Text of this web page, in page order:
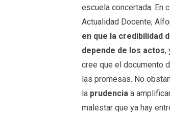
escuela concertada. En
Actualidad Docente,
en que la credibilidad
depende de los actos,
cree que el documento
las promesas. No
la prudencia a
malestar que ya hay